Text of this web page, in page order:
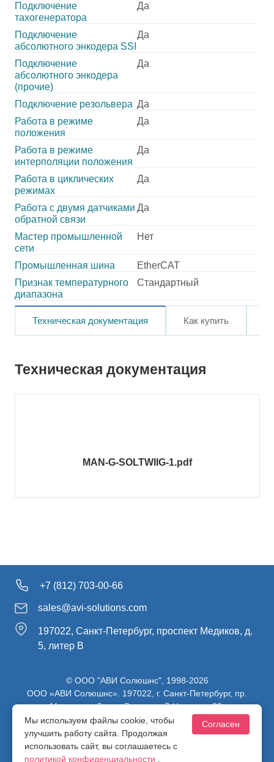
Подключение
тахогенератора
Да
Подключение
абсолютного энкодера SSI
Да
Подключение
абсолютного энкодера
(прочие)
Да
Подключение резольвера Да
Работа в режиме
положения
Да
Работа в режиме
интерполяции положения
Да
Работа в циклических
режимах
Да
Работа с двумя датчиками
обратной связи
Да
Мастер промышленной
сети
Нет
Промышленная шина
EtherCAT
Признак температурного
диапазона
Стандартный
Техническая документация Как купить
Техническая документация
MAN-G-SOLTWIIG-1.pdf
+7 (812) 703-00-66
sales@avi-solutions.com
197022, Санкт-Петербург, проспект Медиков, д.
5, литер В
© ООО "АВИ Солюшнс", 1998-2026
ООО «АВИ Солюшнс». 197022, г. Санкт-Петербург, пр.
Медиков, д.5, лит. В, ч. пом. 7-Н, ч. ком. 82.
ИНН 7813470830 / КПП 781301001 / ОГРН 1107847137980
Политика конфиденциальности
Мы используем файлы cookie, чтобы
улучшить работу сайта. Продолжая
использовать сайт, вы соглашаетесь с
политикой конфиденциальности
Согласен